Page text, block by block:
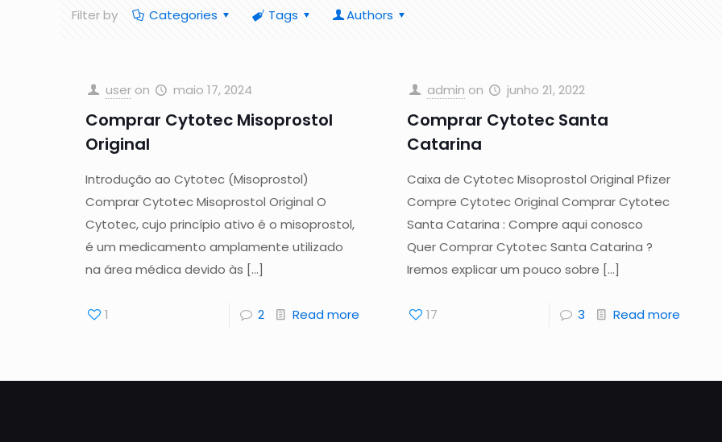
Filter by Categories Tags Authors
user on maio 17, 2024
Comprar Cytotec Misoprostol
Original
Introdução ao Cytotec (Misoprostol)
Comprar Cytotec Misoprostol Original O
Cytotec, cujo princípio ativo é o misoprostol,
é um medicamento amplamente utilizado
na área médica devido às […]
1 2 Read more
admin on junho 21, 2022
Comprar Cytotec Santa
Catarina
Caixa de Cytotec Misoprostol Original Pfizer
Compre Cytotec Original Comprar Cytotec
Santa Catarina : Compre aqui conosco
Quer Comprar Cytotec Santa Catarina ?
Iremos explicar um pouco sobre […]
17 3 Read more